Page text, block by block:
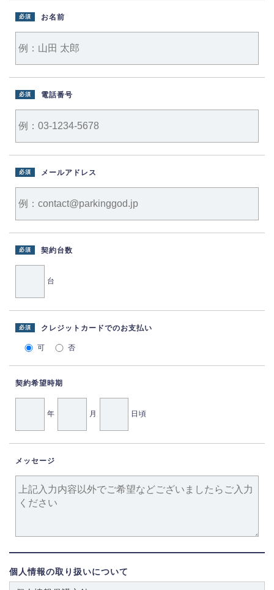
お名前
必須
電話番号
必須
メールアドレス
必須
契約台数
必須
台
クレジットカードでのお支払い
必須
可 否
契約希望時期
年 月 日頃
メッセージ
個人情報の取り扱いについて